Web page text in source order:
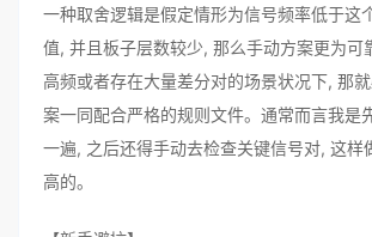
一种取舍逻辑是假定情形为信号频率低于这
值, 并且板子层数较少, 那么手动方案更为可
高频或者存在大量差分对的场景状况下, 那
案一同配合严格的规则文件。通常而言我是
一遍, 之后还得手动去检查关键信号对, 这样
高的。